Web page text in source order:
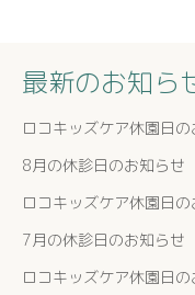
最新のお知ら
ロコキッズケア休園日の
8月の休診日のお知らせ
ロコキッズケア休園日の
7月の休診日のお知らせ
ロコキッズケア休園日の